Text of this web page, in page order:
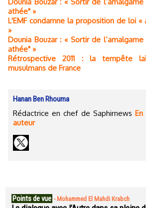
Dounia Bouzar : « Sortir de
athée" »
L'EMF condamne la proposition de loi
»
Dounia Bouzar : « Sortir de
athée" »
Rétrospective 2011 : la tempête
musulmans de France
Hanan Ben Rhouma
Rédactrice en chef de Saphirnews
auteur
Points de vue - Mohammed El Mahdi Krabch